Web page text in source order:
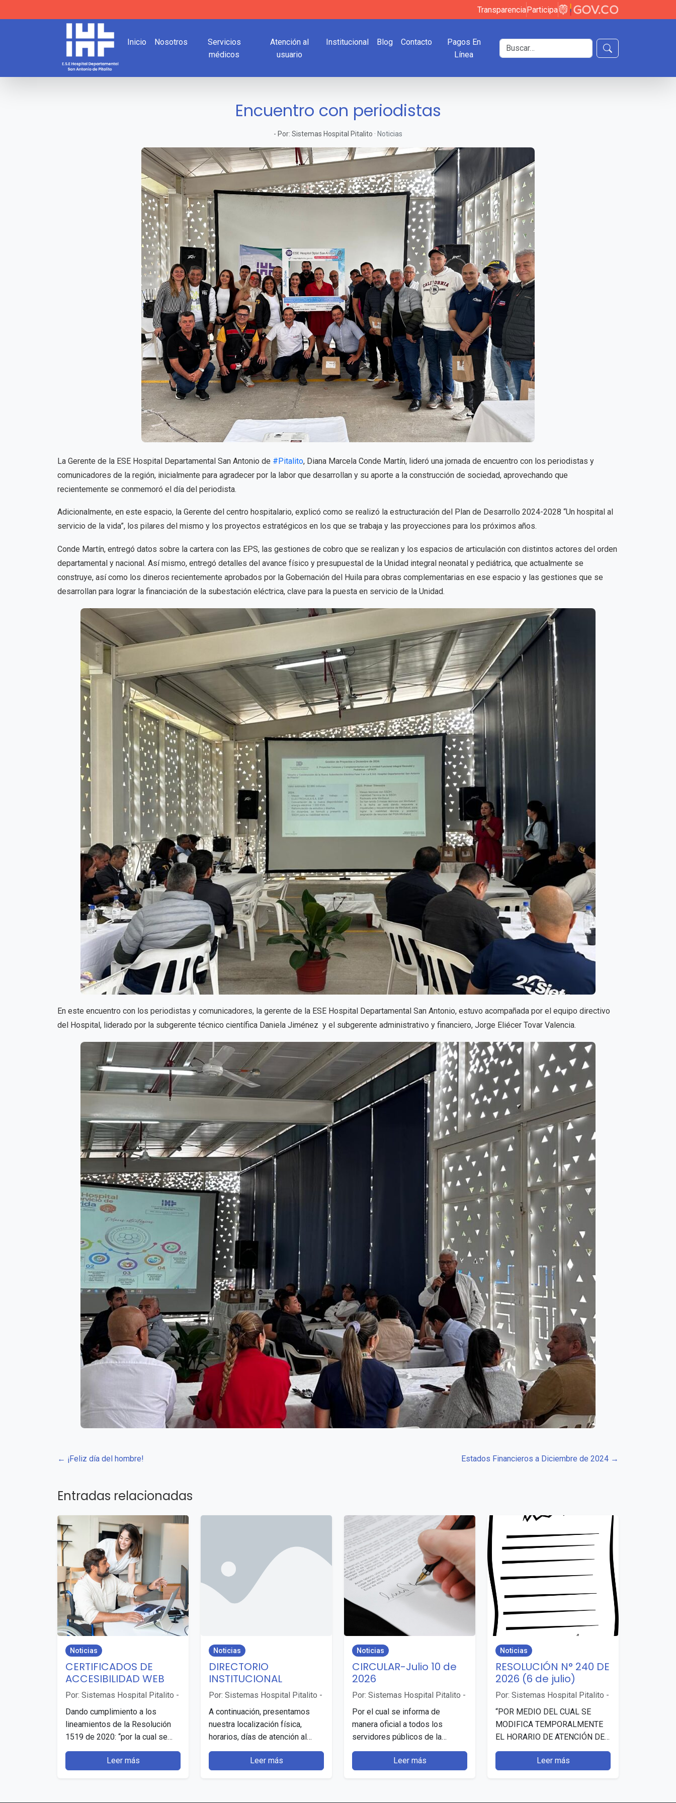
TransparenciaParticipa
Inicio Nosotros
Servicios
médicos
Atención al
usuario
Institucional Blog Contacto
Pagos En
Línea
Buscar en el sitio
Buscar
Encuentro con periodistas
- Por: Sistemas Hospital Pitalito · Noticias
La Gerente de la ESE Hospital Departamental San Antonio de #Pitalito, Diana Marcela Conde Martín, lideró una jornada de encuentro con los periodistas y
comunicadores de la región, inicialmente para agradecer por la labor que desarrollan y su aporte a la construcción de sociedad, aprovechando que
recientemente se conmemoró el día del periodista.
Adicionalmente, en este espacio, la Gerente del centro hospitalario, explicó como se realizó la estructuración del Plan de Desarrollo 2024-2028 “Un hospital al
servicio de la vida”, los pilares del mismo y los proyectos estratégicos en los que se trabaja y las proyecciones para los próximos años.
Conde Martín, entregó datos sobre la cartera con las EPS, las gestiones de cobro que se realizan y los espacios de articulación con distintos actores del orden
departamental y nacional. Así mismo, entregó detalles del avance físico y presupuestal de la Unidad integral neonatal y pediátrica, que actualmente se
construye, así como los dineros recientemente aprobados por la Gobernación del Huila para obras complementarias en ese espacio y las gestiones que se
desarrollan para lograr la financiación de la subestación eléctrica, clave para la puesta en servicio de la Unidad.
En este encuentro con los periodistas y comunicadores, la gerente de la ESE Hospital Departamental San Antonio, estuvo acompañada por el equipo directivo
del Hospital, liderado por la subgerente técnico científica Daniela Jiménez y el subgerente administrativo y financiero, Jorge Eliécer Tovar Valencia.
← ¡Feliz día del hombre! Estados Financieros a Diciembre de 2024 →
Entradas relacionadas
Noticias
CERTIFICADOS DE
ACCESIBILIDAD WEB
Por: Sistemas Hospital Pitalito -
Dando cumplimiento a los
lineamientos de la Resolución
1519 de 2020: “por la cual se
definen los estándares y
directrices para publicar la
Leer más
Noticias
DIRECTORIO
INSTITUCIONAL
Por: Sistemas Hospital Pitalito -
A continuación, presentamos
nuestra localización física,
horarios, días de atención al
público y la forma como nos
pueden contactar. SEDE
Leer más
Noticias
CIRCULAR-Julio 10 de
2026
Por: Sistemas Hospital Pitalito -
Por el cual se informa de
manera oficial a todos los
servidores públicos de la
institución que, en cumplimiento
de la Ley 2578 del…
Leer más
Noticias
RESOLUCIÓN N° 240 DE
2026 (6 de julio)
Por: Sistemas Hospital Pitalito -
“POR MEDIO DEL CUAL SE
MODIFICA TEMPORALMENTE
EL HORARIO DE ATENCIÓN DE
LA E.S.E. HOSPITAL
DEPARTAMENTAL SAN
Leer más